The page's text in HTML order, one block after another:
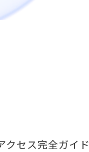
クセス完全ガイド